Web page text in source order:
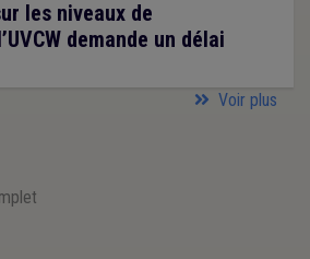
les niveaux de
demande un délai
Voir plus